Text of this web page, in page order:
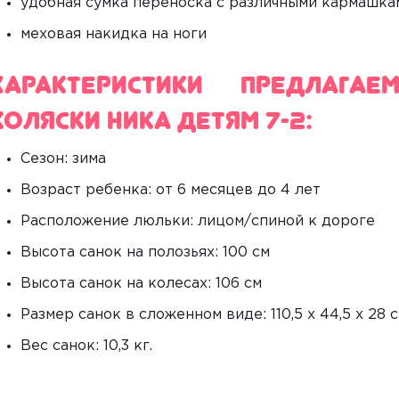
удобная сумка переноска с различными
меховая накидка на ноги
Ника Детям 7-2:
Сезон: зима
Возраст ребенка: от 6 месяцев до 4 лет
Расположение люльки: лицом/спиной к дороге
Высота санок на полозьях: 100 см
Высота санок на колесах: 106 см
Размер санок в сложенном виде: 110,5 х 44,5 х 28
Вес санок: 10,3 кг.